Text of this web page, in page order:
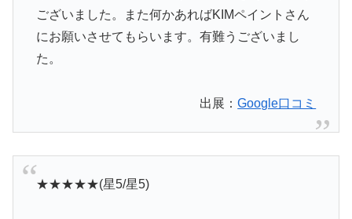
ございました。また何かあればKIMペイントさん
にお願いさせてもらいます。有難うございまし
た。
出展：Google口コミ
★★★★★(星5/星5)